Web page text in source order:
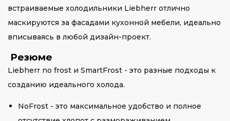
встраиваемые холодильники Liebherr отлично
маскируются за фасадами кухонной мебели, идеально
вписываясь в любой дизайн-проект.
Резюме
Liebherr no frost и SmartFrost - это разные подходы к
созданию идеального холода.
NoFrost - это максимальное удобство и полное